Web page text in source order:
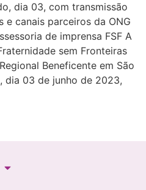
dia 03, com transmissão
e canais parceiros da ONG
de imprensa FSF A
sem Fronteiras
Beneficente em São
dia 03 de junho de 2023,